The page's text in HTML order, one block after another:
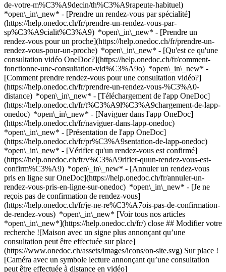
de-votre-m%C3%A9decin/th%C3%A9rapeute-habituel)
*open\_in\_new* - [Prendre un rendez-vous par spécialité]
(https://help.onedoc.ch/fr/prendre-un-rendez-vous-par-
sp%C3%A9cialit%C3%A9) *open\_in\_new* - [Prendre un
rendez-vous pour un proche](https://help.onedoc.ch/fr/prendre-un-
rendez-vous-pour-un-proche) *open\_in\_new* - [Qu'est ce qu'une
consultation vidéo OneDoc?](https://help.onedoc.ch/fr/comment-
fonctionne-une-consultation-vid%C3%A9o) *open\_in\_new* -
[Comment prendre rendez-vous pour une consultation vidéo?]
(https://help.onedoc.ch/fr/prendre-un-rendez-vous-%C3%A0-
distance) *open\_in\_new* - [Téléchargement de l'app OneDoc]
(https://help.onedoc.ch/fr/t%C3%A9l%C3%A9chargement-de-lapp-
onedoc) *open\_in\_new* - [Naviguer dans l'app OneDoc]
(https://help.onedoc.ch/fr/naviguer-dans-lapp-onedoc)
*open\_in\_new* - [Présentation de l'app OneDoc]
(https://help.onedoc.ch/fr/pr%C3%A9sentation-de-lapp-onedoc)
*open\_in\_new* - [Vérifier qu'un rendez-vous est confirmé](https://help.onedoc.ch/fr/v%C3%A9rifier-quun-rendez-vous-est-confirm%C3%A9) *open\_in\_new* - [Annuler un rendez-vous pris en ligne sur OneDoc](https://help.onedoc.ch/fr/annuler-un-rendez-vous-pris-en-ligne-sur-onedoc) *open\_in\_new* - [Je ne reçois pas de confirmation de rendez-vous](https://help.onedoc.ch/fr/je-ne-re%C3%A7ois-pas-de-confirmation-de-rendez-vous) *open\_in\_new* [Voir tous nos articles *open\_in\_new*](https://help.onedoc.ch/fr/) close ## Modifier votre recherche ![Maison avec un signe plus annonçant qu’une consultation peut être effectuée sur place](https://www.onedoc.ch/assets/images/icons/on-site.svg) Sur place ![Caméra avec un symbole lecture annonçant qu’une consultation peut être effectuée à distance en vidéo](https://www.onedoc.ch/assets/images/icons/remote.svg) À distance Rechercher #### Spécialités #### Praticiens #### Établissements edit Thérapeute en Reiki à Les Acacias tune Filtrer par Nouveaux patients*keyboard\_arrow\_down* - Acceptés*check\_circle* Langue parlée*keyboard\_arrow\_down* - Allemand*check\_circle* - Anglais*check\_circle* - Catalan*check\_circle* - Espagnol*check\_circle* - Français*check\_circle* - Italien*check\_circle* - Polonais*check\_circle* - Portugais*check\_circle* - Russe*check\_circle* - Suédois*check\_circle* Sexe*keyboard\_arrow\_down* - Femme*check\_circle* - Homme*check\_circle* Réseau*keyboard\_arrow\_down* - ASCA*check\_circle* - RME*check\_circle* - APTN*check\_circle* Disponibilité*keyboard\_arrow\_down* - Disponible aujourdhui*check\_circle* - Dans les 3 prochains jours*check\_circle* - Dans les 7 prochains jours*check\_circle* - Dans les 14 prochains jours*check\_circle* # Thérapeute en Reiki à Les Acacias: prenez rendez-vous en ligne aujourd'hui ## 1 résultat à Les Acacias [![Mme Sarah Maurer, naturopathe MCO/TEN à Les Acacias](https://assets.onedoc.ch/images/users/e8c5adddafd47ffeaed9cae0bf3b38ffa4cf372db86088efed9932796d2d49e0-small.jpg "Mme Sarah Maurer, naturopathe MCO/TEN à Les Acacias")](https://www.onedoc.ch/fr/naturopathe-mco-ten/les-acacias/pcoix/sarah-maurer) ### [Mme Sarah Maurer](https://www.onedoc.ch/fr/naturopathe-mco-ten/les-acacias/pcoix/sarah-maurer) ![Badge indiquant un profil vérifié](https://www.onedoc.ch/assets/images/icons/checkmark.svg) [Naturopathe MCO/TEN](https://www.onedoc.ch/fr/naturopathe-mco-ten/les-acacias), Thérapeute en Reiki naturaSoi - Sarah Maurer Route des Acacias 6 1227 Les Acacias ![Mme Sarah Maurer est affiliée au réseau ASCA](https://assets.onedoc.ch/images/networks/logos/496d325fd4282f2f0a46197dd629fd16fcd2d324839e441a2a65aaa74df08a15-small.png)![Mme Sarah Maurer est affiliée au réseau RME](https://assets.onedoc.ch/images/networks/logos/a202aabd14cdddb5ff03205af2481fb805645ff903773c55a6c572d22f23762e-small.png)![Mme Sarah Maurer est affiliée au réseau APTN](https://assets.onedoc.ch/images/networks/logos/acc17c8b8dc440ad01d2aa3030ef85b08b0379c84d0e86cfe5402c471516a0c9-small.png) ![Icône patient avec un signe plus annonçant que le professionnel accepte de nouveaux patients](https://www.onedoc.ch/assets/images/icons/new-patients.svg)Accepte les nouveaux patients [Réserver un RDV](https://www.onedoc.ch/fr/naturopathe-mco-ten/les-acacias/pcoix/sarah-maurer) *chevron\_left* mar. 04 août *chevron\_right* Voir plus de rendez-vous *error\_outline* Une erreur s'est produite lors du chargement des disponibilités [Réessayer](https://www.onedoc.ch) ## __Thérapeutes en Reiki__: d'autres spécialistes sont réservables en ligne dans les environs de __Les Acacias__ [![Mme Samuela Ricci, réflexologue à Genève](https://assets.onedoc.ch/images/users/13782f4b55605fc7fb260e00e2dbb19a82757c5191903516e7fe27912edb90bb-small.jpg "Mme Samuela Ricci, réflexologue à Genève")](https://www.onedoc.ch/fr/reflexologue/geneve/pcwus/samuela-ricci) ### [Mme Samuela Ricci](https://www.onedoc.ch/fr/reflexologue/geneve/pcwus/samuela-ricci) ![Badge indiquant un profil vérifié](https://www.onedoc.ch/assets/images/icons/checkmark.svg) [Réflexologue](https://www.onedoc.ch/fr/reflexologue/geneve), [Thérapeute en Reiki](https://www.onedoc.ch/fr/therapeute-en-reiki/geneve) Pancha Khanda Rue Prévost-Martin 4 1205 Genève ![Mme Samuela Ricci est affiliée au réseau ASCA](https://assets.onedoc.ch/images/networks/logos/496d325fd4282f2f0a46197dd629fd16fcd2d324839e441a2a65aaa74df08a15-small.png)![Mme Samuela Ricci est affiliée au réseau RME](https://assets.onedoc.ch/images/networks/logos/a202aabd14cdddb5ff03205af2481fb805645ff903773c55a6c572d22f23762e-small.png) ![Icône patient avec un signe plus annonçant que le professionnel accepte de nouveaux patients](https://www.onedoc.ch/assets/images/icons/new-patients.svg)Accepte les nouveaux patients [Réserver un RDV](https://www.onedoc.ch/fr/reflexologue/geneve/pcwus/samuela-ricci) *chevron\_left* mar. 04 août *chevron\_right* Voir plus de rendez-vous *error\_outline* Une erreur s'est produite lors du chargement des disponibilités [Réessayer](https://www.onedoc.ch) [![Mme Houria Perret, thérapeute en Reiki à Genève](https://assets.onedoc.ch/images/users/d9a6fa7b6d661120a428f35603de2c0d5bf2de79ef81fc46d4eac810d9608828-small.png "Mme Houria Perret, thérapeute en Reiki à Genève")](https://www.onedoc.ch/fr/therapeute-en-reiki/geneve/pjnp/houria-perret) ### [Mme Houria Perret](https://www.onedoc.ch/fr/therapeute-en-reiki/geneve/pjnp/houria-perret) ![Badge indiquant un profil vérifié](https://www.onedoc.ch/assets/images/icons/checkmark.svg) [Thérapeute en Reiki](https://www.onedoc.ch/fr/therapeute-en-reiki/geneve) Cabinet de Reiki de Houria Perret Boulevard de la Cluse 20 1205 Genève ![Mme Houria Perret est affiliée au réseau ASCA](https://assets.onedoc.ch/images/networks/logos/496d325fd4282f2f0a46197dd629fd16fcd2d324839e441a2a65aaa74df08a15-small.png)![Mme Houria Perret est affiliée au réseau RME](https://assets.onedoc.ch/images/networks/logos/a202aabd14cdddb5ff03205af2481fb805645ff903773c55a6c572d22f23762e-small.png) ![Icône patient avec un signe plus annonçant que le professionnel accepte de nouveaux patients](https://www.onedoc.ch/assets/images/icons/new-patients.svg)Accepte les nouveaux patients [Réserver un RDV](https://www.onedoc.ch/fr/therapeute-en-reiki/geneve/pjnp/houria-perret) *chevron\_left* mar. 04 août *chevron\_right* Voir plus de rendez-vous *error\_outline* Une erreur s'est produite lors du chargement des disponibilités [Réessayer](https://www.onedoc.ch) [![Mme Isabelle Ruiz-Dammron, réflexologue à Carouge](https://assets.onedoc.ch/images/users/ad7f560f6693619bae9b6431f2d7c467b180bda2da11305d4ad7e06b00919bb8-small.png "Mme Isabelle Ruiz-Dammron, réflexologue à Carouge")](https://www.onedoc.ch/fr/reflexologue/carouge/pb6tq/isabelle-ruiz-dammron) ### [Mme Isabelle Ruiz-Dammron](https://www.onedoc.ch/fr/reflexologue/carouge/pb6tq/isabelle-ruiz-dammron) ![Badge indiquant un profil vérifié](https://www.onedoc.ch/assets/images/icons/checkmark.svg) [Réflexologue](https://www.onedoc.ch/fr/reflexologue/carouge), [Thérapeute en Reiki](https://www.onedoc.ch/fr/therapeute-en-reiki/carouge) Cabinet Soins-Intuitifs - CAROUGE Avenue Vibert 28 1227 Carouge ![Mme Isabelle Ruiz-Dammron est affiliée au réseau ASCA](https://assets.onedoc.ch/images/networks/logos/496d325fd4282f2f0a46197dd629fd16fcd2d324839e441a2a65aaa74df08a15-small.png)![Mme Isabelle Ruiz-Dammron est affiliée au réseau RME](https://assets.onedoc.ch/images/networks/logos/a202aabd14cdddb5ff03205af2481fb805645ff903773c55a6c572d22f23762e-small.png) ![Icône patient avec un signe plus annonçant que le professionnel accepte de nouveaux patients](https://www.onedoc.ch/assets/images/icons/new-patients.svg)Accepte les nouveaux patients [Réserver un RDV](https://www.onedoc.ch/fr/reflexologue/carouge/pb6tq/isabelle-ruiz-dammron) [![Mme Monica Luna, masseuse thérapeutique à Lancy](https://assets.onedoc.ch/images/users/7cba2a0d0d9a3c383d46cf79b09ea62a1bd83aabb38464243a68dba340036b49-small.png "Mme Monica Luna, masseuse thérapeutique à Lancy")](https://www.onedoc.ch/fr/masseuse-therapeutique/lancy/pj5r/monica-luna) ### [Mme Monica Luna](https://www.onedoc.ch/fr/masseuse-therapeutique/lancy/pj5r/monica-luna) ![Badge indiquant un profil vérifié](https://www.onedoc.ch/assets/images/icons/checkmark.svg) [Masseuse thérapeutique](https://www.onedoc.ch/fr/masseur-therapeutique/lancy), [Thérapeute en Reiki](https://www.onedoc.ch/fr/therapeute-en-reiki/lancy) Luna's & Celeste Route du Grand-Lancy 51 1212 Lancy ![Mme Monica Luna est affiliée au réseau ASCA](https://assets.onedoc.ch/images/networks/logos/496d325fd4282f2f0a46197dd629fd16fcd2d324839e441a2a65aaa74df08a15-small.png) ![Icône patient avec un signe plus annonçant que le professionnel accepte de nouveaux patients](https://www.onedoc.ch/assets/images/icons/new-patients.svg)Accepte les nouveaux patients [Réserver un RDV](https://www.onedoc.ch/fr/masseuse-therapeutique/lancy/pj5r/monica-luna) [![Mme Sandrine Mennet, thérapeute en Reiki à Genève](https://assets.onedoc.ch/images/users/7ff325506924b16cb11d2a654e2a268f7aeb3b2411b7e56b3e33076e68e014d8-small.jpg "Mme Sandrine Mennet, thérapeute en Reiki à Genève")](https://www.onedoc.ch/fr/therapeute-en-reiki/geneve/pcxsj/sandrine-mennet) ### [Mme Sandrine Mennet](https://www.onedoc.ch/fr/therapeute-en-reiki/geneve/pcxsj/sandrine-mennet) ![Badge indiquant un profil vérifié](https://www.onedoc.ch/assets/images/icons/checkmark.svg) [Thérapeute en Reiki](https://www.onedoc.ch/fr/therapeute-en-reiki/geneve) Cabinet de Sandrine Mennet Avenue De-Warens 6 1203 Genève ![Mme Sandrine Mennet est affiliée au réseau ASCA](https://assets.onedoc.ch/images/networks/logos/496d325fd4282f2f0a46197dd629fd16fcd2d324839e441a2a65aaa74df08a15-small.png) ![Icône patient avec un signe plus annonçant que le professionnel accepte de nouveaux patients](https://www.onedoc.ch/assets/images/icons/new-patients.svg)Accepte les nouveaux patients [Ré